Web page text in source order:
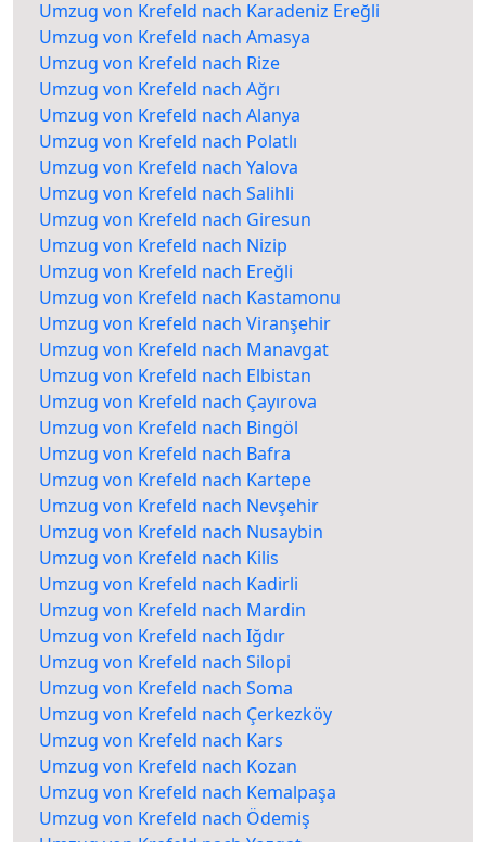
Umzug von Krefeld nach Karadeniz Ereğli
Umzug von Krefeld nach Amasya
Umzug von Krefeld nach Rize
Umzug von Krefeld nach Ağrı
Umzug von Krefeld nach Alanya
Umzug von Krefeld nach Polatlı
Umzug von Krefeld nach Yalova
Umzug von Krefeld nach Salihli
Umzug von Krefeld nach Giresun
Umzug von Krefeld nach Nizip
Umzug von Krefeld nach Ereğli
Umzug von Krefeld nach Kastamonu
Umzug von Krefeld nach Viranşehir
Umzug von Krefeld nach Manavgat
Umzug von Krefeld nach Elbistan
Umzug von Krefeld nach Çayırova
Umzug von Krefeld nach Bingöl
Umzug von Krefeld nach Bafra
Umzug von Krefeld nach Kartepe
Umzug von Krefeld nach Nevşehir
Umzug von Krefeld nach Nusaybin
Umzug von Krefeld nach Kilis
Umzug von Krefeld nach Kadirli
Umzug von Krefeld nach Mardin
Umzug von Krefeld nach Iğdır
Umzug von Krefeld nach Silopi
Umzug von Krefeld nach Soma
Umzug von Krefeld nach Çerkezköy
Umzug von Krefeld nach Kars
Umzug von Krefeld nach Kozan
Umzug von Krefeld nach Kemalpaşa
Umzug von Krefeld nach Ödemiş